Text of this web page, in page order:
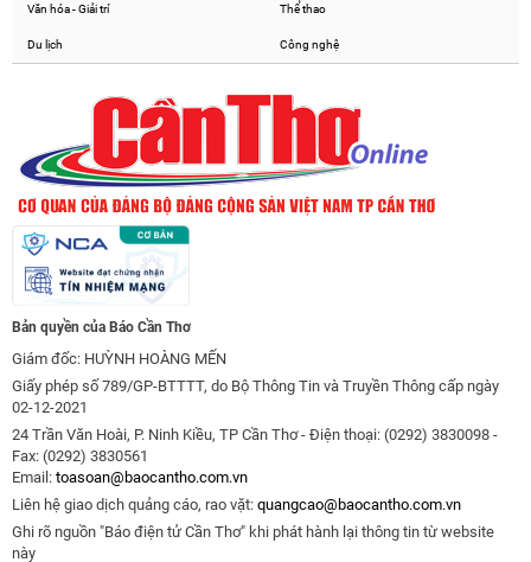
Văn hóa - Giải trí Thể thao
Du lịch Công nghệ
Bản quyền của Báo Cần Thơ
Giám đốc: HUỲNH HOÀNG MẾN
Giấy phép số 789/GP-BTTTT, do Bộ Thông Tin và Truyền Thông cấp ngày
02-12-2021
24 Trần Văn Hoài, P. Ninh Kiều, TP Cần Thơ - Điện thoại: (0292) 3830098 -
Fax: (0292) 3830561
Email: toasoan@baocantho.com.vn
Liên hệ giao dịch quảng cáo, rao vặt: quangcao@baocantho.com.vn
Ghi rõ nguồn "Báo điện tử Cần Thơ" khi phát hành lại thông tin từ website
này